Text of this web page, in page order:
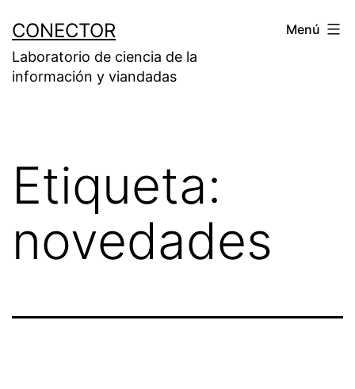
contenido
CONECTOR
Laboratorio de ciencia de la
información y viandadas
Menú
Etiqueta:
novedades